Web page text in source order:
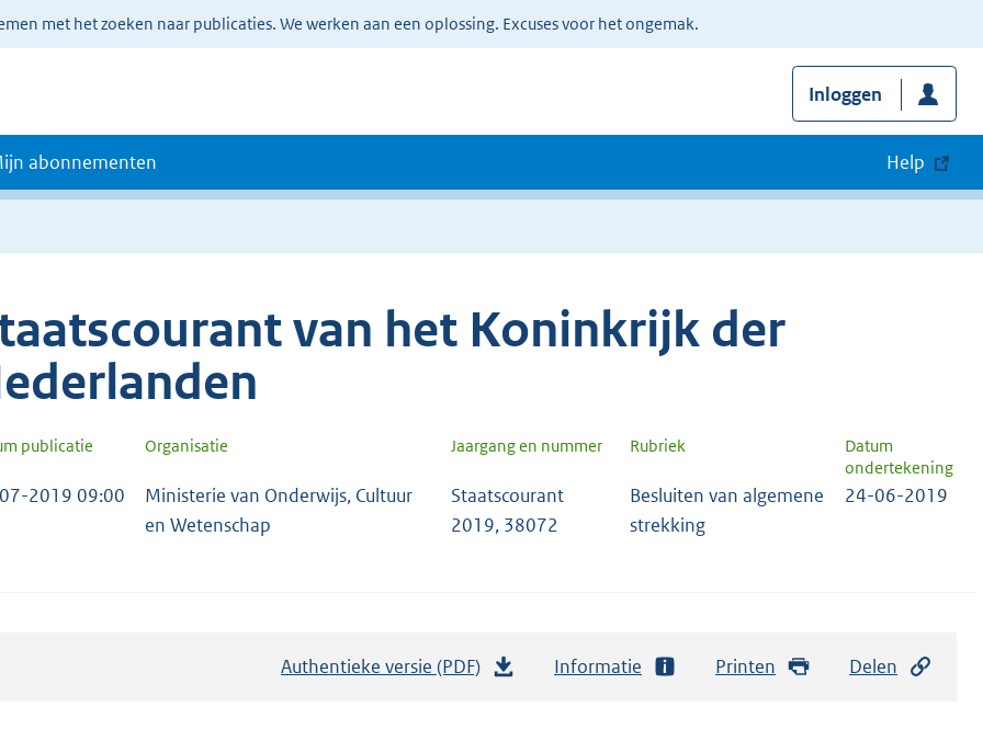
met het zoeken naar publicaties. We werken aan een oplossing. Excuses voor het ongemak.
Inloggen
abonnementen Help
van het Koninkrijk der
publicatie Organisatie Jaargang en nummer Rubriek
Datum
ondertekening
2019 09:00
Ministerie van Onderwijs, Cultuur
en Wetenschap
Staatscourant
2019, 38072
Besluiten van algemene
strekking
24-06-2019
Authentieke versie (PDF) Informatie Printen Delen